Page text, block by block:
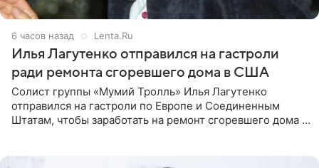
6 часов назад Lenta.Ru
Илья Лагутенко отправился на гастроли
ради ремонта сгоревшего дома в США
Солист группы «Мумий Тролль» Илья Лагутенко
отправился на гастроли по Европе и Соединенным
Штатам, чтобы заработать на ремонт сгоревшего дома в